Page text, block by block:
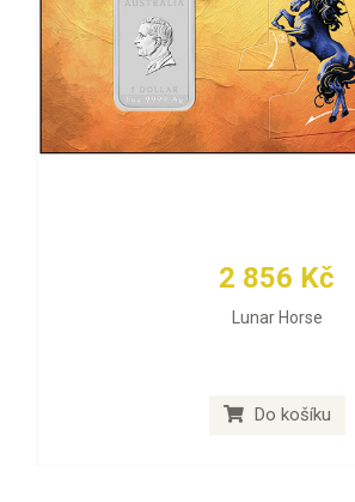
2 856 Kč
Lunar Horse
Do košíku